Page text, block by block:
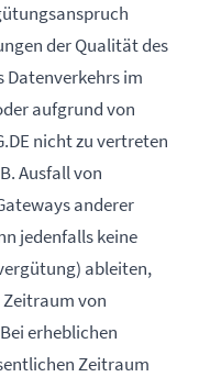
der Qualität des
Datenverkehrs im
aufgrund von
nicht zu vertreten
Ausfall von
anderer
jedenfalls keine
ableiten,
Zeitraum von
erheblichen
Zeitraum